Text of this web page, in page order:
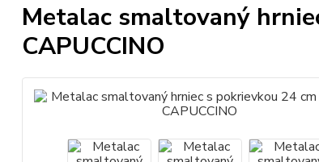
Metalac smaltovaný
CAPUCCINO